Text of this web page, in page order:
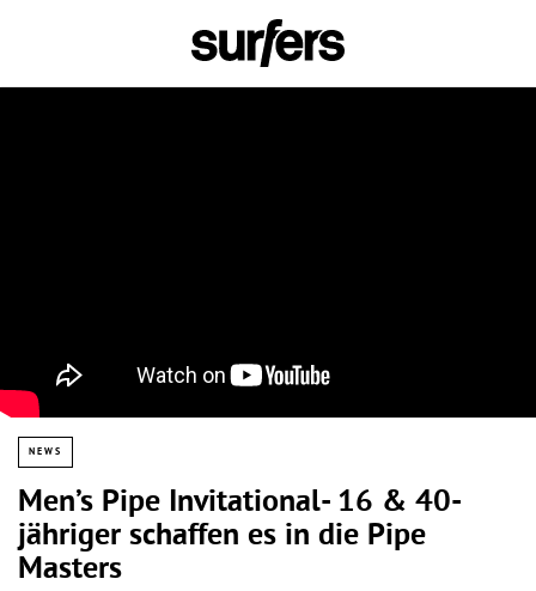
NEWS
Men’s Pipe Invitational- 16 & 40-
jähriger schaffen es in die Pipe
Masters